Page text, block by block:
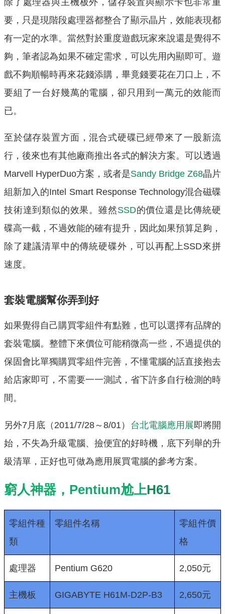
要，只是現階段處理器都整合了顯示晶片，效能表現都
有一定的水準。當然對於重度遊戲玩家來說還是覺得不
夠，筆者認為如果不確定需求，可以先用內顯即可。遊
戲不夠順暢時再來花錢添購，畢竟錢要花在刀口上，不
要組了一台好幾萬的電腦，卻只用到一萬元的效能而
已。
至於儲存裝置方面，混合式硬碟已經帶來了一股新流
行，後來也有其他廠商推出各式的解決方案。可以透過
Marvell HyperDuo方案，或者是Sandy Bridge Z68晶片
組新加入的Intel Smart Response Technology混合磁碟
技術達到類似的效果。雖然SSD的價位還是比傳統硬
碟高一截，不過效能的確有提升，因此如果預算足夠，
除了建議清單中的傳統硬碟外，可以再配上SSD來拼
速度。
套裝電腦幫你弄到好
如果覺得自己購買零組件有點難，也可以選擇有品牌的
套裝電腦。整體下來價位可能稍微高一些，不過提供的
保固會比單獨購買零組件完善，不懂電腦的話直接抱去
給店家即可，不需要一一測試，省下許多自行檢測的時
間。
另外7月底（2011/7/28～8/01） 台北電腦應用展即將開
始，不失為升級電腦、撿便宜的好時機，底下列舉的升
級清單，正好也可做為應用展買電腦的參考方案。
窮人神器，Pentium尬上H61
零組件種
類
零組件名稱
零組件價
格
處理器 Pentium G620 2,050元
主機板 GIGABYTE H61M-D2P-B3 2,650元